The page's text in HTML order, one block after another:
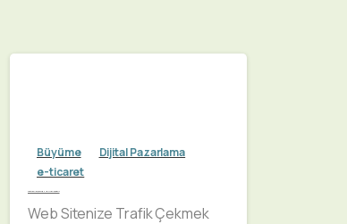
Büyüme
Dijital Pazarlama
e-ticaret
Web Sitenize Trafik Çekmek